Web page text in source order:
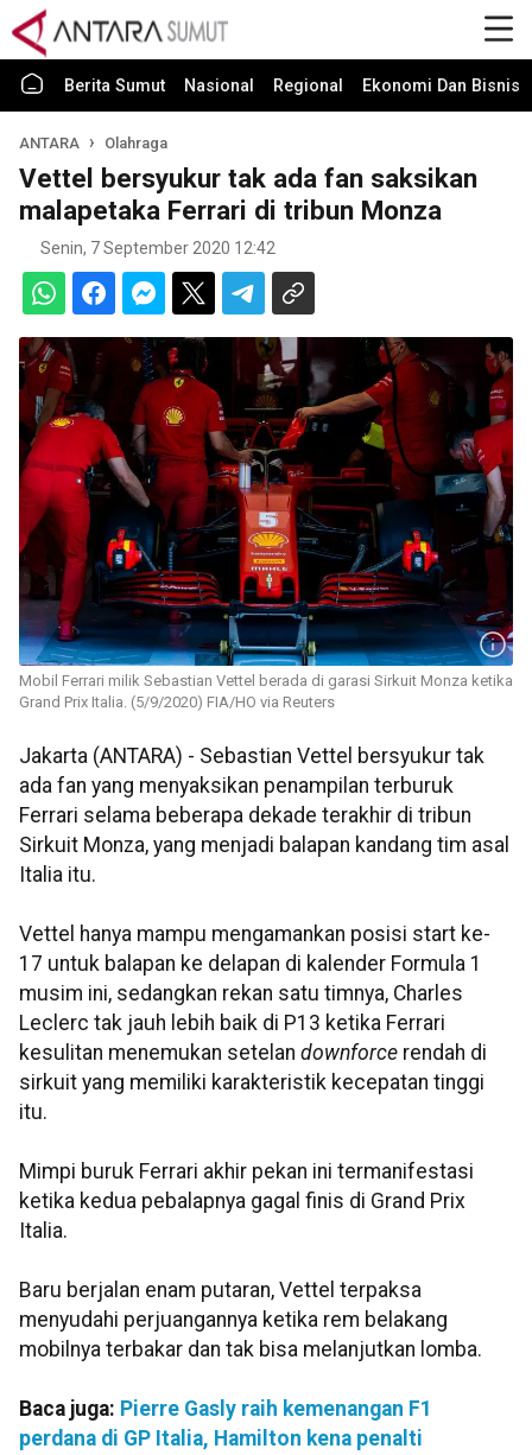
Berita Sumut Nasional Regional Ekonomi Dan Bisnis
ANTARA Olahraga
Vettel bersyukur tak ada fan saksikan
malapetaka Ferrari di tribun Monza
Senin, 7 September 2020 12:42
Mobil Ferrari milik Sebastian Vettel berada di garasi Sirkuit Monza ketika
Grand Prix Italia. (5/9/2020) FIA/HO via Reuters
Jakarta (ANTARA) - Sebastian Vettel bersyukur tak
ada fan yang menyaksikan penampilan terburuk
Ferrari selama beberapa dekade terakhir di tribun
Sirkuit Monza, yang menjadi balapan kandang tim asal
Italia itu.
Vettel hanya mampu mengamankan posisi start ke-
17 untuk balapan ke delapan di kalender Formula 1
musim ini, sedangkan rekan satu timnya, Charles
Leclerc tak jauh lebih baik di P13 ketika Ferrari
kesulitan menemukan setelan downforce rendah di
sirkuit yang memiliki karakteristik kecepatan tinggi
itu.
Mimpi buruk Ferrari akhir pekan ini termanifestasi
ketika kedua pebalapnya gagal finis di Grand Prix
Italia.
Baru berjalan enam putaran, Vettel terpaksa
menyudahi perjuangannya ketika rem belakang
mobilnya terbakar dan tak bisa melanjutkan lomba.
Baca juga: Pierre Gasly raih kemenangan F1
perdana di GP Italia, Hamilton kena penalti